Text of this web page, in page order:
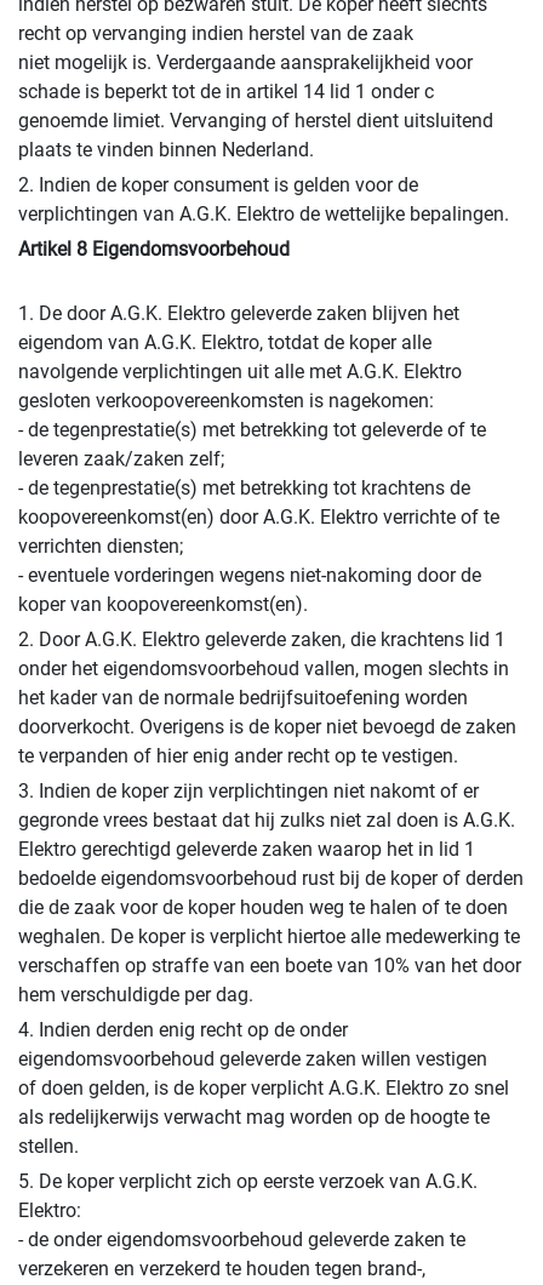
recht op vervanging indien herstel van de zaak
niet mogelijk is. Verdergaande aansprakelijkheid voor
schade is beperkt tot de in artikel 14 lid 1 onder c
genoemde limiet. Vervanging of herstel dient uitsluitend
plaats te vinden binnen Nederland.
2. Indien de koper consument is gelden voor de
verplichtingen van A.G.K. Elektro de wettelijke bepalingen.
Artikel 8 Eigendomsvoorbehoud
1. De door A.G.K. Elektro geleverde zaken blijven het
eigendom van A.G.K. Elektro, totdat de koper alle
navolgende verplichtingen uit alle met A.G.K. Elektro
gesloten verkoopovereenkomsten is nagekomen:
- de tegenprestatie(s) met betrekking tot geleverde of te
leveren zaak/zaken zelf;
- de tegenprestatie(s) met betrekking tot krachtens de
koopovereenkomst(en) door A.G.K. Elektro verrichte of te
verrichten diensten;
- eventuele vorderingen wegens niet-nakoming door de
koper van koopovereenkomst(en).
2. Door A.G.K. Elektro geleverde zaken, die krachtens lid 1
onder het eigendomsvoorbehoud vallen, mogen slechts in
het kader van de normale bedrijfsuitoefening worden
doorverkocht. Overigens is de koper niet bevoegd de zaken
te verpanden of hier enig ander recht op te vestigen.
3. Indien de koper zijn verplichtingen niet nakomt of er
gegronde vrees bestaat dat hij zulks niet zal doen is A.G.K.
Elektro gerechtigd geleverde zaken waarop het in lid 1
bedoelde eigendomsvoorbehoud rust bij de koper of derden
die de zaak voor de koper houden weg te halen of te doen
weghalen. De koper is verplicht hiertoe alle medewerking te
verschaffen op straffe van een boete van 10% van het door
hem verschuldigde per dag.
4. Indien derden enig recht op de onder
eigendomsvoorbehoud geleverde zaken willen vestigen
of doen gelden, is de koper verplicht A.G.K. Elektro zo snel
als redelijkerwijs verwacht mag worden op de hoogte te
stellen.
5. De koper verplicht zich op eerste verzoek van A.G.K.
Elektro:
- de onder eigendomsvoorbehoud geleverde zaken te
verzekeren en verzekerd te houden tegen brand-,